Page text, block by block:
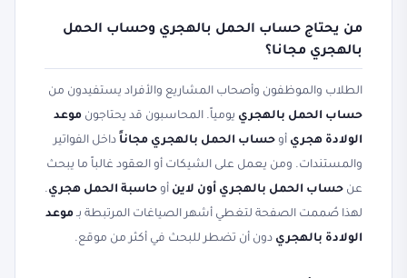
من يحتاج حساب الحمل بالهجري وحساب الحمل
بالهجري مجانا؟
الطلاب والموظفون وأصحاب المشاريع والأفراد يستفيدون من
حساب الحمل بالهجري يومياً. المحاسبون قد يحتاجون موعد
الولادة هجري أو حساب الحمل بالهجري مجاناً داخل الفواتير
والمستندات. ومن يعمل على الشيكات أو العقود غالباً ما يبحث
عن حساب الحمل بالهجري أون لاين أو حاسبة الحمل هجري.
لهذا صُممت الصفحة لتغطي أشهر الصياغات المرتبطة بـ موعد
الولادة بالهجري دون أن تضطر للبحث في أكثر من موقع.